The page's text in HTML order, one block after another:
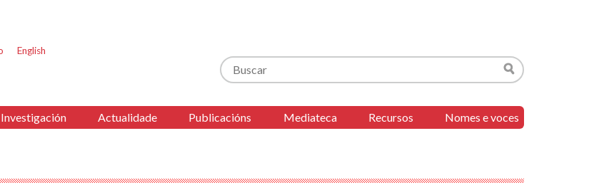
English
Buscar
Buscar
Investigación Actualidade Publicacións Mediateca Recursos Nomes e voces